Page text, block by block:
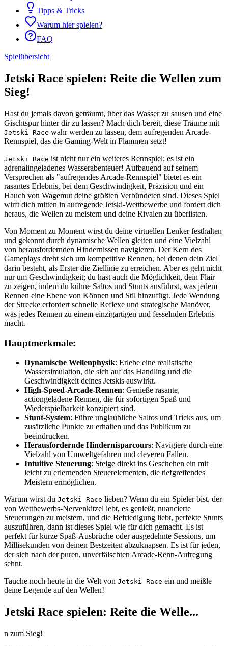
Tipps & Tricks
Warum hier spielen?
FAQ
Spielübersicht
Jetski Race spielen: Reite die Wellen zum
Sieg!
Hast du jemals davon geträumt, über das Wasser zu sausen und eine
Gischtspur hinter dir zu lassen? Mach dich bereit, diese Träume mit
Jetski Race wahr werden zu lassen, dem aufregenden Arcade-
Rennspiel, das die Gaming-Welt in Flammen setzt!
Jetski Race ist nicht nur ein weiteres Rennspiel; es ist ein
adrenalingeladenes Wasserabenteuer! Aufbauend auf seinem
Versprechen als "aufregendes Arcade-Rennspiel" bietet es ein
rasantes Erlebnis, bei dem Geschwindigkeit, Präzision und ein
Hauch von Wagemut deine größten Verbündeten sind. Dieses Spiel
wirft dich mitten in aufregende Jetski-Wettbewerbe und fordert dich
heraus, die Wellen zu meistern und deine Rivalen zu überlisten.
Von Moment zu Moment wirst du deine virtuellen Lenker festhalten
und gekonnt durch dynamische Wellen gleiten und eine Vielzahl
von herausfordernden Hindernissen navigieren. Der Kern des
Gameplays dreht sich um kompetitive Rennen, bei denen dein Ziel
darin besteht, als Erster die Ziellinie zu erreichen. Aber es geht nicht
nur um Geschwindigkeit; du hast auch die Möglichkeit, dein Flair
zu zeigen, indem du kühne Saltos und Stunts ausführst, was jedem
Rennen eine Ebene von Können und Stil hinzufügt. Jede Wendung
der Strecke erfordert schnelle Reflexe und strategische Manöver,
was jedes Rennen zu einem einzigartigen und fesselnden Erlebnis
macht.
Hauptmerkmale:
Dynamische Wellenphysik: Erlebe eine realistische
Wassersimulation, die sich auf das Handling und die
Geschwindigkeit deines Jetskis auswirkt.
High-Speed-Arcade-Rennen: Genieße rasante,
actiongeladene Rennen, die für sofortigen Spaß und
Wiederspielbarkeit konzipiert sind.
Stunt-System: Führe unglaubliche Saltos und Tricks aus, um
zusätzliche Punkte zu erhalten und das Publikum zu
beeindrucken.
Herausfordernde Hindernisparcours: Navigiere durch eine
Vielzahl von Umweltgefahren und cleveren Fallen.
Intuitive Steuerung: Steige direkt ins Geschehen ein mit
leicht zu erlernenden Steuerelementen, die tiefgreifendes
Meistern ermöglichen.
Warum wirst du Jetski Race lieben? Wenn du ein Spieler bist, der
von Wettbewerbs-Nervenkitzel lebt, es genießt, nuancierte
Steuerungen zu meistern, und die Befriedigung liebt, perfekte Stunts
auszuführen, dann ist dieses Spiel wie für dich gemacht. Es ist
perfekt für kurze Spaß-Ausbrüche oder ausgedehnte Sessions, um
Millisekunden von deinen Bestzeiten abzuknapsen. Es ist für jeden,
der sich nach der puren, unverfälschten Arcade-Renn-Aufregung
sehnt.
Tauche noch heute in die Welt von Jetski Race ein und meißle
deine Legende auf den Wellen!
Jetski Race spielen: Reite die Welle...
n zum Sieg!